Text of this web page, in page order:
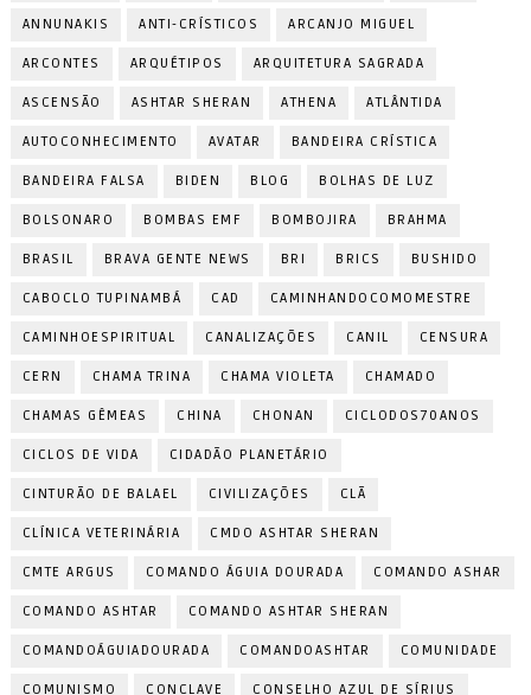
ANNUNAKIS ANTI-CRÍSTICOS ARCANJO MIGUEL
ARCONTES ARQUÉTIPOS ARQUITETURA SAGRADA
ASCENSÃO ASHTAR SHERAN ATHENA ATLÂNTIDA
AUTOCONHECIMENTO AVATAR BANDEIRA CRÍSTICA
BANDEIRA FALSA BIDEN BLOG BOLHAS DE LUZ
BOLSONARO BOMBAS EMF BOMBOJIRA BRAHMA
BRASIL BRAVA GENTE NEWS BRI BRICS BUSHIDO
CABOCLO TUPINAMBÁ CAD CAMINHANDOCOMOMESTRE
CAMINHOESPIRITUAL CANALIZAÇÕES CANIL CENSURA
CERN CHAMA TRINA CHAMA VIOLETA CHAMADO
CHAMAS GÊMEAS CHINA CHONAN CICLODOS70ANOS
CICLOS DE VIDA CIDADÃO PLANETÁRIO
CINTURÃO DE BALAEL CIVILIZAÇÕES CLÃ
CLÍNICA VETERINÁRIA CMDO ASHTAR SHERAN
CMTE ARGUS COMANDO ÁGUIA DOURADA COMANDO ASHAR
COMANDO ASHTAR COMANDO ASHTAR SHERAN
COMANDOÁGUIADOURADA COMANDOASHTAR COMUNIDADE
COMUNISMO CONCLAVE CONSELHO AZUL DE SÍRIUS